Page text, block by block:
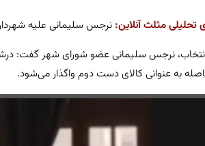
تحلیلی مثلث آنلاین: نرجس سلیمانی علیه
نرجس سلیمانی عضو شورای شهر گفت:
به عنوانی کالای دست دوم واگذار می‌شود.